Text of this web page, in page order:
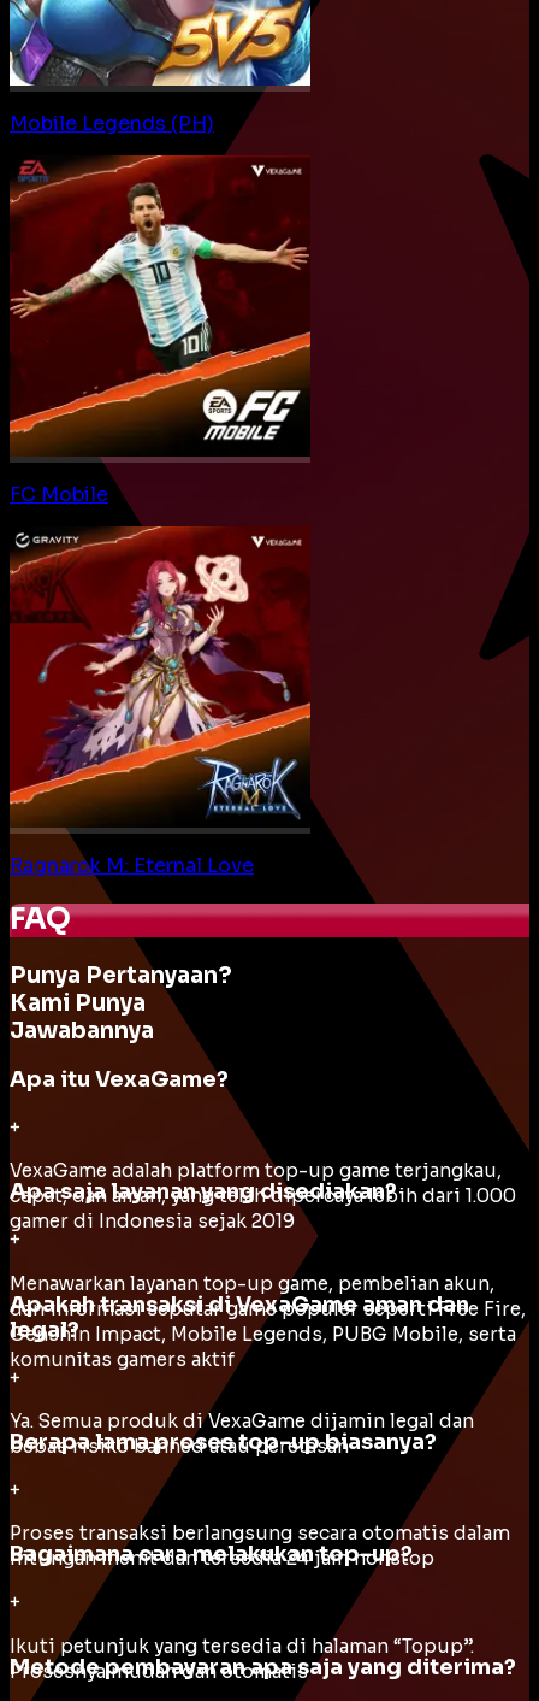
Mobile Legends (PH)
FC Mobile
Ragnarok M: Eternal Love
FAQ
Punya Pertanyaan?
Kami Punya
Jawabannya
Apa itu VexaGame?
+
VexaGame adalah platform top-up game terjangkau,
cepat, dan aman, yang telah dipercaya lebih dari 1.000
gamer di Indonesia sejak 2019
Apa saja layanan yang disediakan?
+
Menawarkan layanan top-up game, pembelian akun,
dan informasi seputar game populer seperti Free Fire,
Genshin Impact, Mobile Legends, PUBG Mobile, serta
komunitas gamers aktif
Apakah transaksi di VexaGame aman dan
legal?
+
Ya. Semua produk di VexaGame dijamin legal dan
bebas risiko banned atau peretasan
Berapa lama proses top-up biasanya?
+
Proses transaksi berlangsung secara otomatis dalam
hitungan menit dan tersedia 24 jam nonstop
Bagaimana cara melakukan top-up?
+
Ikuti petunjuk yang tersedia di halaman “Topup”.
Prosesnya mudah dan otomatis
Metode pembayaran apa saja yang diterima?